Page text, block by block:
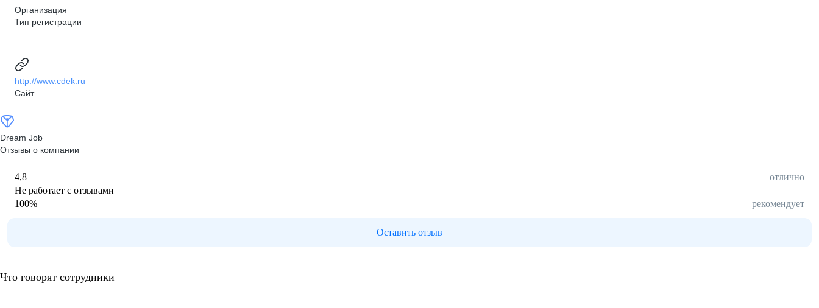
Организация
Тип регистрации
http://www.cdek.ru
Сайт
Dream Job
Отзывы о компании
4,8
отлично
Не работает с отзывами
100% рекомендует
Оставить отзыв
Что говорят сотрудники